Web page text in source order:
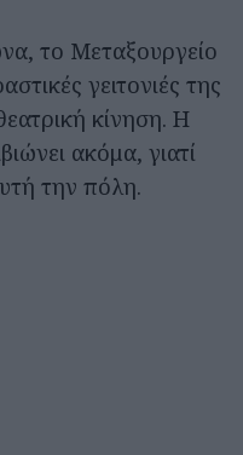
το Μεταξουργείο
γειτονιές της
κίνηση. Η
ακόμα, γιατί
την πόλη.